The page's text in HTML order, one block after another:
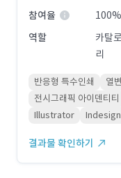
참여율
100%
역할
카탈
리
반응형 특수인쇄 열
전시그래픽 아이덴티티
Illustrator
Indesign
결과물 확인하기